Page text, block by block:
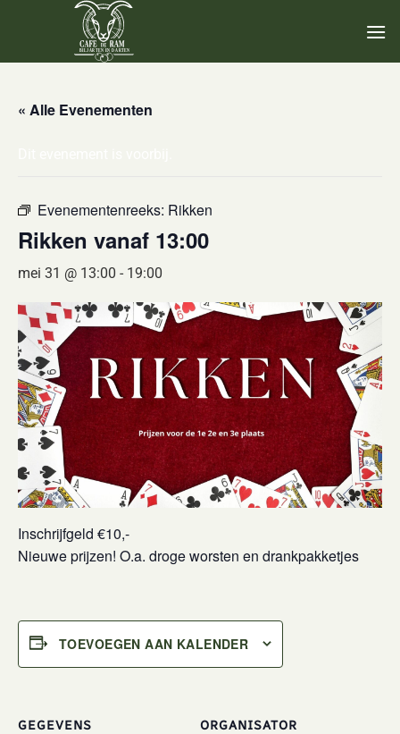
« Alle Evenementen
Evenementenreeks: Rikken
Rikken vanaf 13:00
mei 31 @ 13:00 - 19:00
Inschrijfgeld €10,-
Nieuwe prijzen! O.a. droge worsten en drankpakketjes
TOEVOEGEN AAN KALENDER
GEGEVENS ORGANISATOR